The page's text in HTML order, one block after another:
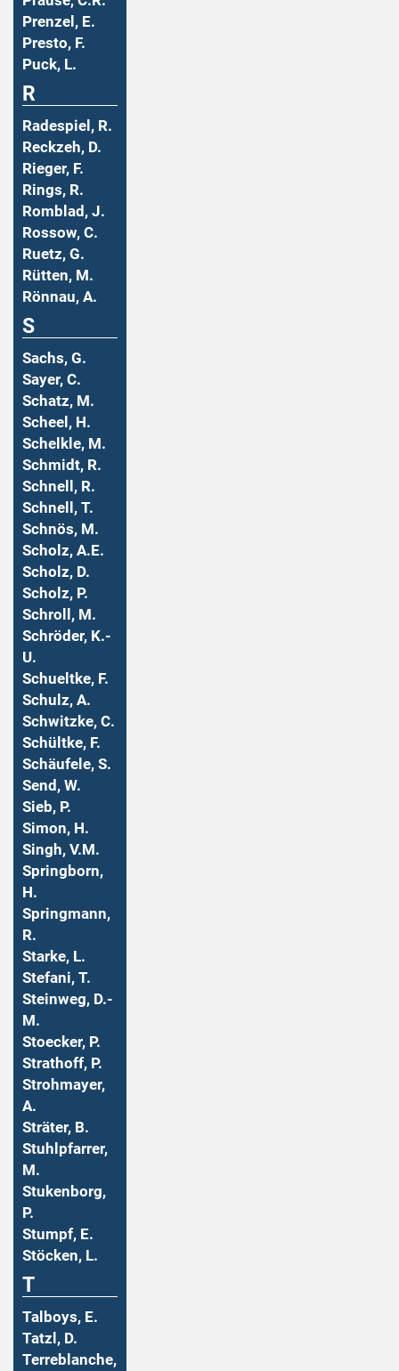
Prenzel, E.
Presto, F.
Puck, L.
R
Radespiel, R.
Reckzeh, D.
Rieger, F.
Rings, R.
Romblad, J.
Rossow, C.
Ruetz, G.
Rütten, M.
Rönnau, A.
S
Sachs, G.
Sayer, C.
Schatz, M.
Scheel, H.
Schelkle, M.
Schmidt, R.
Schnell, R.
Schnell, T.
Schnös, M.
Scholz, A.E.
Scholz, D.
Scholz, P.
Schroll, M.
Schröder, K.-
U.
Schueltke, F.
Schulz, A.
Schwitzke, C.
Schültke, F.
Schäufele, S.
Send, W.
Sieb, P.
Simon, H.
Singh, V.M.
Springborn,
H.
Springmann,
R.
Starke, L.
Stefani, T.
Steinweg, D.-
M.
Stoecker, P.
Strathoff, P.
Strohmayer,
A.
Sträter, B.
Stuhlpfarrer,
M.
Stukenborg,
P.
Stumpf, E.
Stöcken, L.
T
Talboys, E.
Tatzl, D.
Terreblanche,